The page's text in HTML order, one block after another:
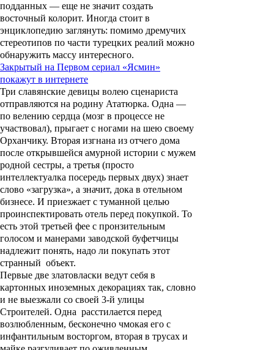
подданных — еще не значит создать
восточный колорит. Иногда стоит в
энциклопедию заглянуть: помимо дремучих
стереотипов по части турецких реалий можно
обнаружить массу интересного.
Закрытый на Первом сериал «Ясмин»
покажут в интернете
Три славянские девицы волею сценариста
отправляются на родину Ататюрка. Одна —
по велению сердца (мозг в процессе не
участвовал), прыгает с ногами на шею своему
Орханчику. Вторая изгнана из отчего дома
после открывшейся амурной истории с мужем
родной сестры, а третья (просто
интеллектуалка посередь первых двух) знает
слово «загрузка», а значит, дока в отельном
бизнесе. И приезжает с туманной целью
проинспектировать отель перед покупкой. То
есть этой третьей фее с пронзительным
голосом и манерами заводской буфетчицы
надлежит понять, надо ли покупать этот
странный объект.
Первые две златовласки ведут себя в
картонных иноземных декорациях так, словно
и не выезжали со своей 3-й улицы
Строителей. Одна расстилается перед
возлюбленным, бесконечно чмокая его с
инфантильным восторгом, вторая в трусах и